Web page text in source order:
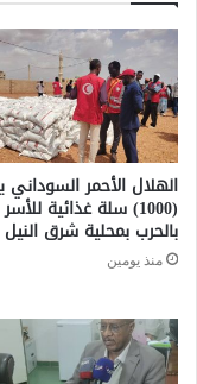
الهلال الأحمر السوداني
(1000) سلة غذائية
بالحرب بمحلية شرق النيل
منذ يومين